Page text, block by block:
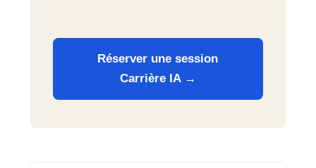
Réserver une session
Carrière IA →